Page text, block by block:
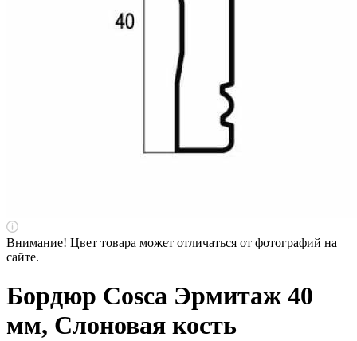
Внимание! Цвет товара может отличаться от фотографий на
сайте.
Бордюр Cosca Эрмитаж 40
мм, Слоновая кость